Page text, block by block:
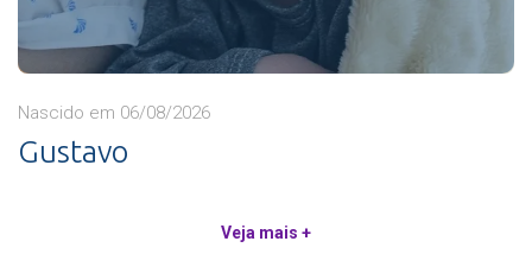
Nascido em 06/08/2026
Gustavo
Veja mais +